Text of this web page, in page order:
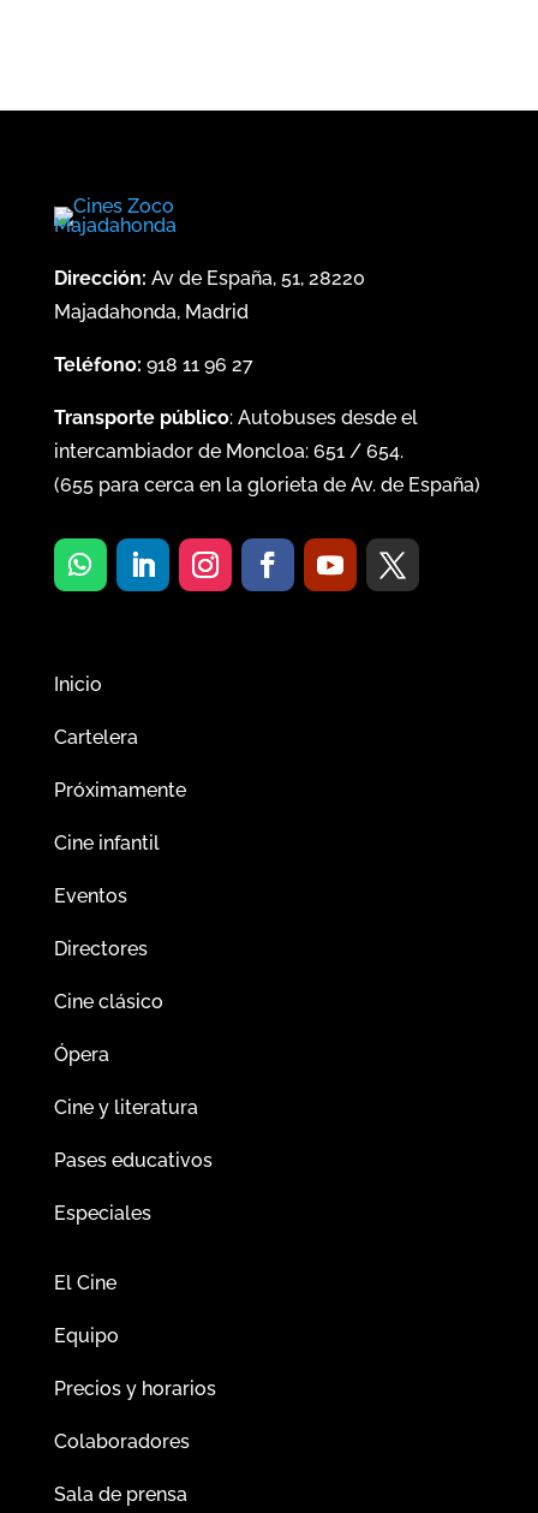
Dirección: Av de España, 51, 28220
Majadahonda, Madrid
Teléfono: 918 11 96 27
Transporte público: Autobuses desde el
intercambiador de Moncloa: 651/ 654.
(655para cerca en la glorieta de Av. de España)
Inicio
Cartelera
Próximamente
Cine infantil
Eventos
Directores
Cine clásico
Ópera
Cine y literatura
Pases educativos
Especiales
El Cine
Equipo
Precios y horarios
Colaboradores
Sala de prensa